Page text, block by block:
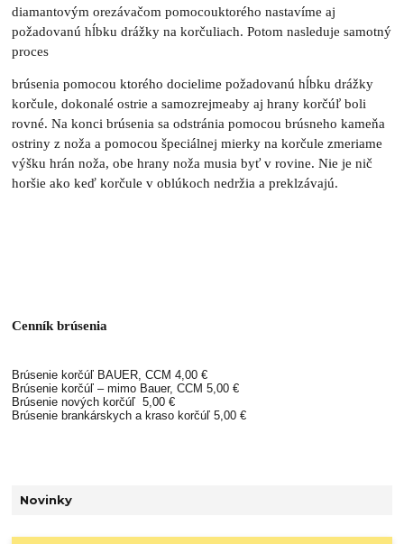
Novinky
diamantovým orezávačom pomocouktorého nastavíme aj
požadovanú hĺbku drážky na korčuliach. Potom nasleduje samotný
proces
brúsenia pomocou ktorého docielime požadovanú hĺbku drážky
korčule, dokonalé ostrie a samozrejmeaby aj hrany korčúľ boli
rovné. Na konci brúsenia sa odstránia pomocou brúsneho kameňa
ostriny z noža a pomocou špeciálnej mierky na korčule zmeriame
výšku hrán noža, obe hrany noža musia byť v rovine. Nie je nič
horšie ako keď korčule v oblúkoch nedržia a preklzávajú.
Cenník brúsenia
Brúsenie korčúľ BAUER, CCM 4,00 €
Brúsenie korčúľ – mimo Bauer, CCM 5,00 €
Brúsenie nových korčúľ 5,00 €
Brúsenie brankárskych a kraso korčúľ 5,00 €